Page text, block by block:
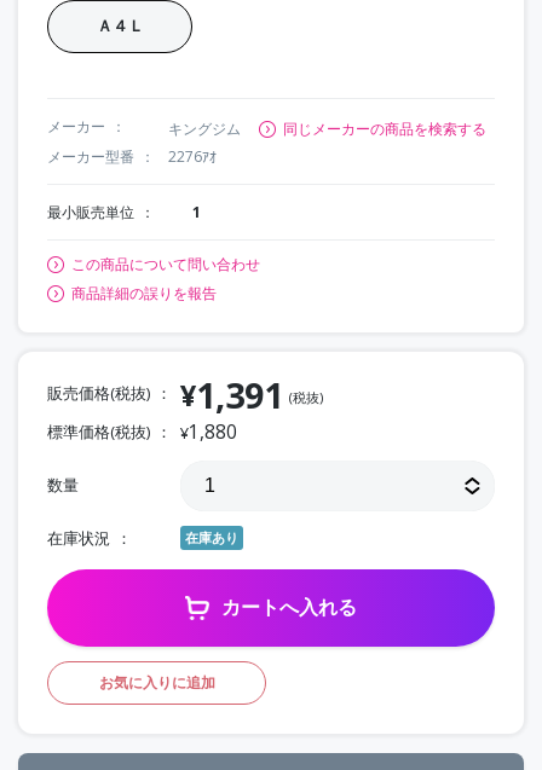
Ａ４Ｌ
メーカー キングジム
同じメーカーの商品を検索する
メーカー型番
2276ｱｵ
最小販売単位 1
この商品について問い合わせ
商品詳細の誤りを報告
販売価格(税抜) ¥1,391 (税抜)
標準価格(税抜) ¥1,880
数量
在庫状況 在庫あり
カートへ入れる
お気に入りに追加